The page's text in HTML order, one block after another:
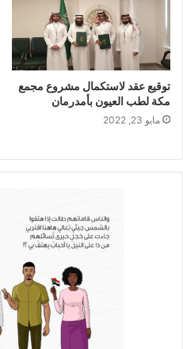
توقيع عقد لاستكمال مشروع مجمع
مكة لطب العيون بأمدرمان
مايو 23, 2022